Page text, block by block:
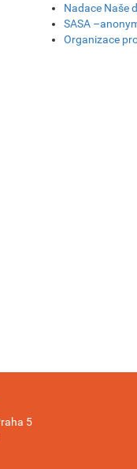
Nadace Naše
SASA
Organizace
5